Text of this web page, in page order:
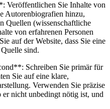
Veröffentlichen Sie Inhalte von
Autorenbiografien hinzu,
Quellen (wissenschaftliche
von erfahrenen Personen
auf der Website, dass Sie eine
sind.
Schreiben Sie primär für
Sie auf eine klare,
Verwenden Sie präzise
er nicht unbedingt nötig ist, und